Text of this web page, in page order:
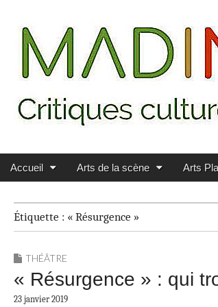
MADININ'ART
Main menu
Skip to content
Accueil Arts de la scène Arts
Étiquette : « Résurgence »
THÉÂTRE
« Résurgence » : qui
23 janvier 2019